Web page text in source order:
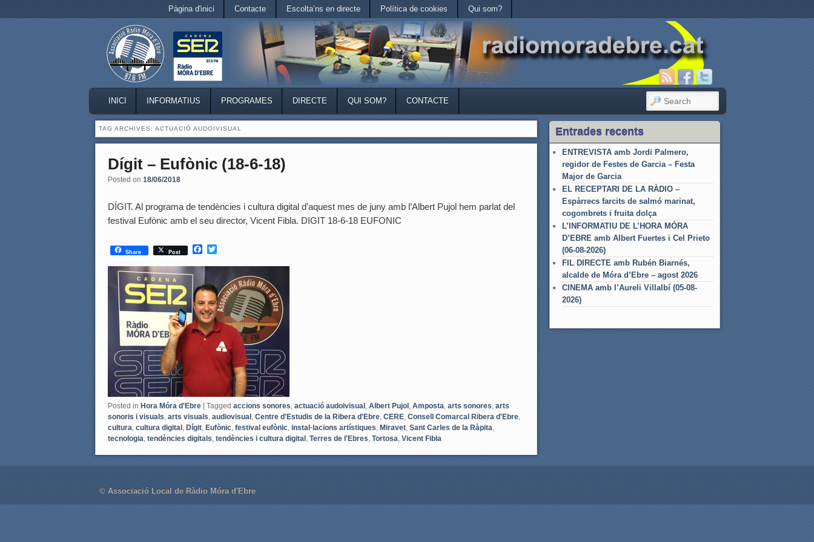
Pàgina d'inici Contacte Escolta’ns en directe Política de cookies Qui som?
MAIN MENU
SKIP TO PRIMARY CONTENT
SKIP TO SECONDARY CONTENT
INICI INFORMATIUS PROGRAMES DIRECTE QUI SOM? CONTACTE SEARCH
TAG ARCHIVES: ACTUACIÓ AUDOIVISUAL
Dígit – Eufònic (18-6-18)
Posted on 18/06/2018
DÍGIT. Al programa de tendències i cultura digital d’aquest mes de juny amb l’Albert Pujol hem parlat del
festival Eufònic amb el seu director, Vicent Fibla. DIGIT 18-6-18 EUFONIC
Share Post
F
c
e
b
o
o
k
i
t
e
r
Posted in Hora Móra d'Ebre | Tagged accions sonores actuació audoivisual Albert Pujol Amposta arts sonores arts
sonoris i visuals arts visuals audiovisual Centre d'Estudis de la Ribera d'Ebre CERE Consell Comarcal Ribera d'Ebre
cultura cultura digital Dígit Eufònic festival eufònic instal·lacions artístiques Miravet Sant Carles de la Ràpita
tecnologia tendències digitals tendències i cultura digital Terres de l'Ebres Tortosa Vicent Fibla
Entrades recents
ENTREVISTA amb Jordi Palmero,
regidor de Festes de Garcia – Festa
Major de Garcia
EL RECEPTARI DE LA RÀDIO –
Espàrrecs farcits de salmó marinat,
cogombrets i fruita dolça
L’INFORMATIU DE L’HORA MÓRA
D’EBRE amb Albert Fuertes i Cel Prieto
(06-08-2026)
FIL DIRECTE amb Rubén Biarnés,
alcalde de Móra d’Ebre – agost 2026
CINEMA amb l’Aureli Villalbí (05-08-
2026)
© Associació Local de Ràdio Móra d'Ebre